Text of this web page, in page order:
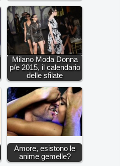
Milano Moda Donna
p/e 2015, il calendario
delle sfilate
Amore, esistono le
anime gemelle?